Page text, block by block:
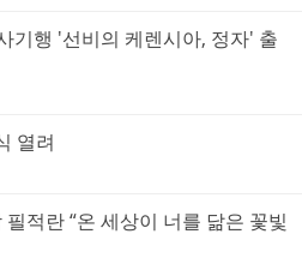
기행 '선비의 케렌시아, 정자' 출
열려
적란 “온 세상이 너를 닮은 꽃빛